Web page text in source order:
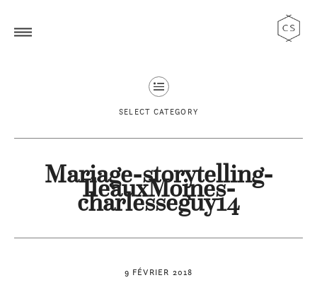
SELECT CATEGORY
9 FÉVRIER 2018
Mariage-storytelling-
IleauxMoines-
charlesseguy14